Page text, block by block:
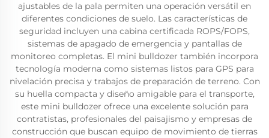
ajustables de la pala permiten una operación versátil en
diferentes condiciones de suelo. Las características de
seguridad incluyen una cabina certificada ROPS/FOPS,
sistemas de apagado de emergencia y pantallas de
monitoreo completas. El mini bulldozer también incorpora
tecnología moderna como sistemas listos para GPS para
nivelación precisa y trabajos de preparación de terreno. Con
su huella compacta y diseño amigable para el transporte,
este mini bulldozer ofrece una excelente solución para
contratistas, profesionales del paisajismo y empresas de
construcción que buscan equipo de movimiento de tierras